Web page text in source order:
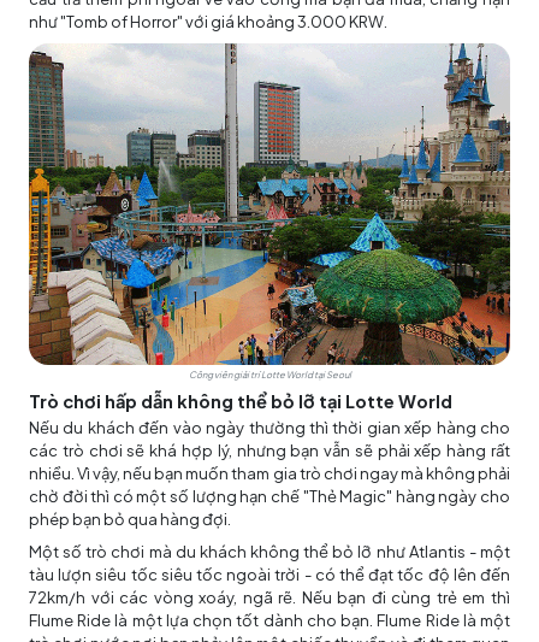
như "Tomb of Horror" với giá khoảng 3.000 KRW.
Công viên giải trí Lotte World tại Seoul
Trò chơi hấp dẫn không thể bỏ lỡ tại Lotte World
Nếu du khách đến vào ngày thường thì thời gian xếp hàng cho
các trò chơi sẽ khá hợp lý, nhưng bạn vẫn sẽ phải xếp hàng rất
nhiều. Vì vậy, nếu bạn muốn tham gia trò chơi ngay mà không phải
chờ đời thì có một số lượng hạn chế "Thẻ Magic" hàng ngày cho
phép bạn bỏ qua hàng đợi.
Một số trò chơi mà du khách không thể bỏ lỡ như Atlantis - một
tàu lượn siêu tốc siêu tốc ngoài trời - có thể đạt tốc độ lên đến
72km/h với các vòng xoáy, ngã rẽ. Nếu bạn đi cùng trẻ em thì
Flume Ride là một lựa chọn tốt dành cho bạn. Flume Ride là một